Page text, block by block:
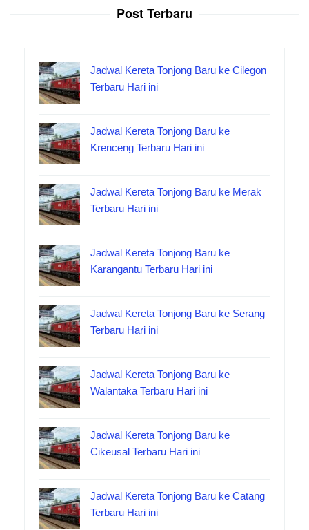
Post Terbaru
Jadwal Kereta Tonjong Baru ke Cilegon
Terbaru Hari ini
Jadwal Kereta Tonjong Baru ke
Krenceng Terbaru Hari ini
Jadwal Kereta Tonjong Baru ke Merak
Terbaru Hari ini
Jadwal Kereta Tonjong Baru ke
Karangantu Terbaru Hari ini
Jadwal Kereta Tonjong Baru ke Serang
Terbaru Hari ini
Jadwal Kereta Tonjong Baru ke
Walantaka Terbaru Hari ini
Jadwal Kereta Tonjong Baru ke
Cikeusal Terbaru Hari ini
Jadwal Kereta Tonjong Baru ke Catang
Terbaru Hari ini